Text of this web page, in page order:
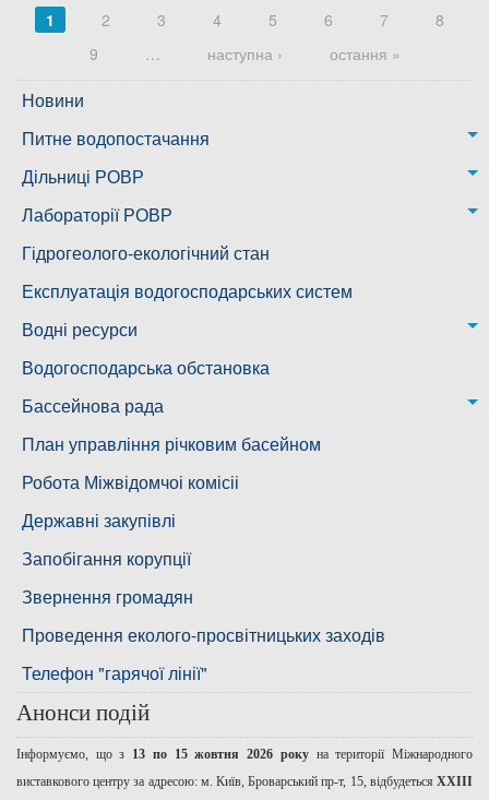
Сторінки
1 2 3 4 5 6 7
8
9
… наступна › остання »
Новини
Питне водопостачання
м. Миколаїв
Казанківська ТГ
Дільниці РОВР
Новоодеська дільниця – водогін № 1,2
Воскресенська дільниця – водогін № 3
Ковалівська дільниця
Новобузька дільниця
Снігурівська дільниця
Дільниця з обслуговування насосного обладнання та
водоочисних установок
Лабораторії РОВР
Лабораторія моніторингу вод
Лабораторія питного водопостачання
Гідрогеолого-екологічний стан
Експлуатація водогосподарських систем
Водні ресурси
Режими роботи водних об’єктів
Водогосподарська обстановка
Бассейнова рада
Басейнова рада Південного Бугу
Басейнова рада нижнього Дніпра
Басейнова рада річок Причорномор'я
План управління річковим басейном
Робота Міжвідомчоі комісіі
Державні закупівлі
Запобігання корупції
Звернення громадян
Проведення еколого-просвітницьких заходів
Телефон "гарячої лінії"
Анонси подій
Інформуємо, що з 13 по 15 жовтня 2026 рокуна території Міжнародного
виставкового центру за адресою: м. Київ, Броварський пр-т, 15, відбудеться ХХІІІ